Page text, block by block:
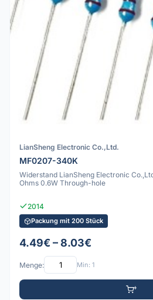
LianSheng Electronic Co.,Ltd.
MF0207-340K
Widerstand LianSheng Electronic
Ohms 0.6W Through-hole
2014
Packung mit 200 Stück
4.49€ – 8.03€
Menge: Min: 1